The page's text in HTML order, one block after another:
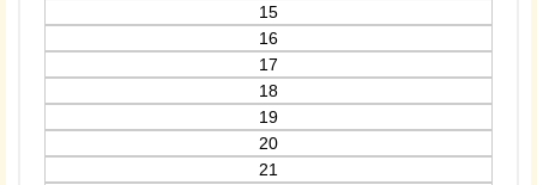
15
16
17
18
19
20
21